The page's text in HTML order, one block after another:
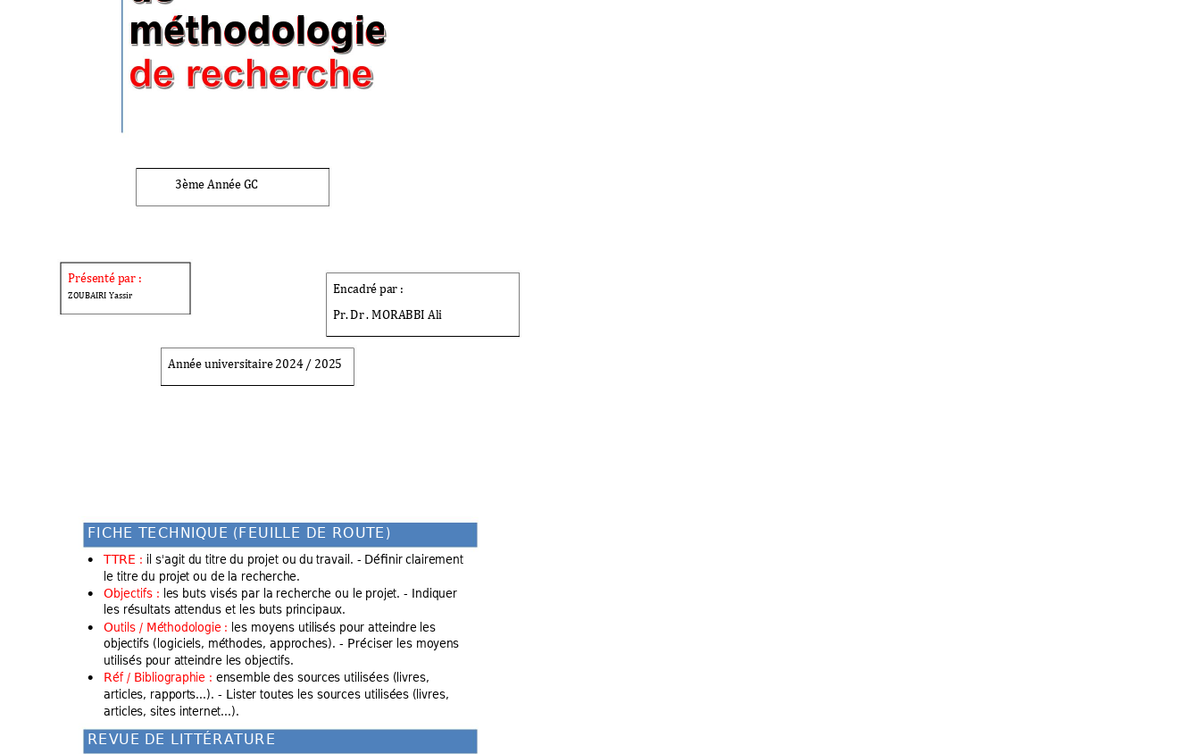
3ème Année GC
Année universitaire 2024 / 2025
Encadré par :
Pr. Dr . MORABBI Ali
méthodologie
Présenté par :
ZOUBAIRI Yassir
FICHE TECHNIQUE (FEUILLE DE ROUTE)
• TTRE : il s'agit du titre du projet ou du travail. - Définir clairement
le titre du projet ou de la recherche.
• Objectifs : les buts visés par la recherche ou le projet. - Indiquer
les résultats attendus et les buts principaux.
• Outils / Méthodologie : les moyens utilisés pour atteindre les
objectifs (logiciels, méthodes, approches). - Préciser les moyens
utilisés pour atteindre les objectifs.
• Réf / Bibliographie : ensemble des sources utilisées (livres,
articles, rapports...). - Lister toutes les sources utilisées (livres,
articles, sites internet...).
REVUE DE LITTÉRATURE